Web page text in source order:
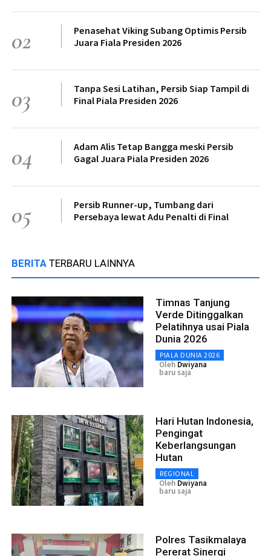
02
Penasehat Viking Subang Optimis Persib
Juara Fiala Presiden 2026
03
Tanpa Sesi Latihan, Persib Siap Tampil di
Final Piala Presiden 2026
04
Adam Alis Tetap Bangga meski Persib
Gagal Juara Piala Presiden 2026
05
Persib Runner-up, Tumbang dari
Persebaya lewat Adu Penalti di Final
BERITA TERBARU LAINNYA
Timnas Tanjung
Verde Ditinggalkan
Pelatihnya usai Piala
Dunia 2026
PIALA DUNIA 2026
Oleh Dwiyana
baru saja
Hari Hutan Indonesia,
Pengingat
Keberlangsungan
Hutan
REGIONAL
Oleh Dwiyana
baru saja
Polres Tasikmalaya
Pererat Sinergi